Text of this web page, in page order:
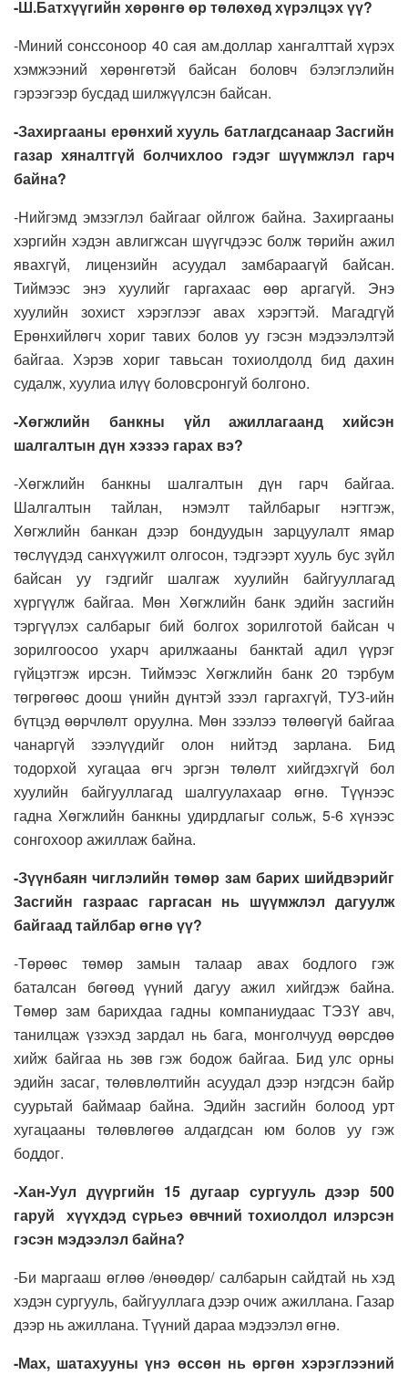
-Ш.Батхүүгийн хөрөнгө өр төлөхөд хүрэлцэх үү?
-Миний сонссоноор 40 сая ам.доллар хангалттай хүрэх
хэмжээний хөрөнгөтэй байсан боловч бэлэглэлийн
гэрээгээр бусдад шилжүүлсэн байсан.
-Захиргааны ерөнхий хууль батлагдсанаар Засгийн
газар хяналтгүй болчихлоо гэдэг шүүмжлэл гарч
байна?
-Нийгэмд эмзэглэл байгааг ойлгож байна. Захиргааны
хэргийн хэдэн авлигжсан шүүгчдээс болж төрийн ажил
явахгүй, лицензийн асуудал замбараагүй байсан.
Тиймээс энэ хуулийг гаргахаас өөр аргагүй. Энэ
хуулийн зохист хэрэглээг авах хэрэгтэй. Магадгүй
Ерөнхийлөгч хориг тавих болов уу гэсэн мэдээлэлтэй
байгаа. Хэрэв хориг тавьсан тохиолдолд бид дахин
судалж, хуулиа илүү боловсронгуй болгоно.
-Хөгжлийн банкны үйл ажиллагаанд хийсэн
шалгалтын дүн хэзээ гарах вэ?
-Хөгжлийн банкны шалгалтын дүн гарч байгаа.
Шалгалтын тайлан, нэмэлт тайлбарыг нэгтгэж,
Хөгжлийн банкан дээр бондуудын зарцуулалт ямар
төслүүдэд санхүүжилт олгосон, тэдгээрт хууль бус зүйл
байсан уу гэдгийг шалгаж хуулийн байгууллагад
хүргүүлж байгаа. Мөн Хөгжлийн банк эдийн засгийн
тэргүүлэх салбарыг бий болгох зорилготой байсан ч
зорилгоосоо ухарч арилжааны банктай адил үүрэг
гүйцэтгэж ирсэн. Тиймээс Хөгжлийн банк 20 тэрбум
төгрөгөөс доош үнийн дүнтэй зээл гаргахгүй, ТУЗ-ийн
бүтцэд өөрчлөлт оруулна. Мөн зээлээ төлөөгүй байгаа
чанаргүй зээлүүдийг олон нийтэд зарлана. Бид
тодорхой хугацаа өгч эргэн төлөлт хийгдэхгүй бол
хуулийн байгууллагад шалгуулахаар өгнө. Түүнээс
гадна Хөгжлийн банкны удирдлагыг сольж, 5-6 хүнээс
сонгохоор ажиллаж байна.
-Зүүнбаян чиглэлийн төмөр зам барих шийдвэрийг
Засгийн газраас гаргасан нь шүүмжлэл дагуулж
байгаад тайлбар өгнө үү?
-Төрөөс төмөр замын талаар авах бодлого гэж
баталсан бөгөөд үүний дагуу ажил хийгдэж байна.
Төмөр зам барихдаа гадны компаниудаас ТЭЗҮ авч,
танилцаж үзэхэд зардал нь бага, монголчууд өөрсдөө
хийж байгаа нь зөв гэж бодож байгаа. Бид улс орны
эдийн засаг, төлөвлөлтийн асуудал дээр нэгдсэн байр
суурьтай баймаар байна. Эдийн засгийн болоод урт
хугацааны төлөвлөгөө алдагдсан юм болов уу гэж
боддог.
-Хан-Уул дүүргийн 15 дугаар сургууль дээр 500
гаруй хүүхдэд сүрьеэ өвчний тохиолдол илэрсэн
гэсэн мэдээлэл байна?
-Би маргааш өглөө /өнөөдөр/ салбарын сайдтай нь хэд
хэдэн сургууль, байгууллага дээр очиж ажиллана. Газар
дээр нь ажиллана. Түүний дараа мэдээлэл өгнө.
-Мах, шатахууны үнэ өссөн нь өргөн хэрэглээний